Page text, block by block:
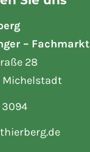
– Fachmarkt
28
Michelstadt
3094